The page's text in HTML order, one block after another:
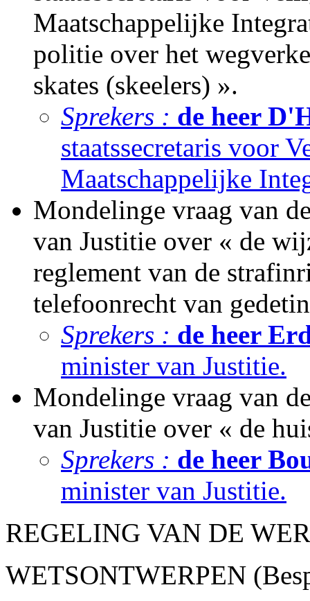
Maatschappelijke
politie over het
skates (skeelers) ».
Sprekers : de heer
staatssecretaris voor
Maatschappelijke
Mondelinge vraag van
van Justitie over « de
reglement van de
telefoonrecht van
Sprekers : de heer
minister van Justitie.
Mondelinge vraag van
van Justitie over « de
Sprekers : de heer
minister van Justitie.
REGELING VAN DE
WETSONTWERPEN